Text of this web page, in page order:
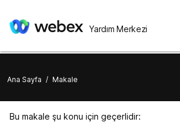
Yardım Merkezi
Ana Sayfa / Makale
Bu makale şu konu için geçerlidir: